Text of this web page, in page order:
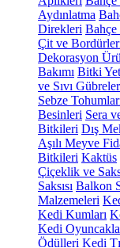
Aydınlatma
Direkleri
Çit ve
Dekorasyon
Bakımı Bitki
ve Sıvı Gübreler
Sebze
Besinleri Sera
Bitkileri Dış
Aşılı Meyve
Bitkileri Kaktüs
Çiçeklik ve
Saksısı Balkon
Malzemeleri
Kedi Kumları
Kedi
Ödülleri Kedi